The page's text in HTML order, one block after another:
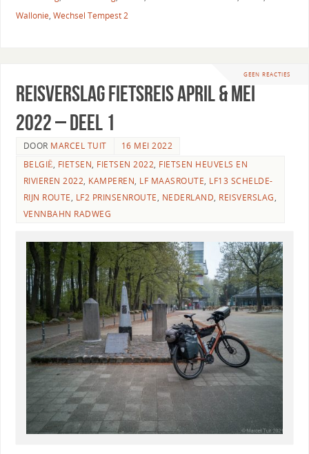
Wallonie, Wechsel Tempest 2
GEEN REACTIES
Reisverslag fietsreis April & Mei
2022 – Deel 1
DOOR MARCEL TUIT
16 MEI 2022
BELGIË, FIETSEN, FIETSEN 2022, FIETSEN HEUVELS EN
RIVIEREN 2022, KAMPEREN, LF MAASROUTE, LF13 SCHELDE-
RIJN ROUTE, LF2 PRINSENROUTE, NEDERLAND, REISVERSLAG,
VENNBAHN RADWEG